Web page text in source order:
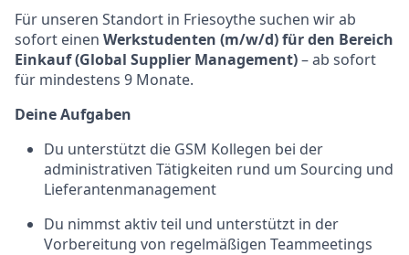
Für unseren Standort in Friesoythe suchen wir ab
sofort einen Werkstudenten (m/w/d) für den Bereich
Einkauf (Global Supplier Management)– ab sofort
für mindestens 9 Monate.
Deine Aufgaben
Du unterstützt die GSM Kollegen bei der
administrativen Tätigkeiten rund um Sourcing und
Lieferantenmanagement
Du nimmst aktiv teil und unterstützt in der
Vorbereitung von regelmäßigen Teammeetings